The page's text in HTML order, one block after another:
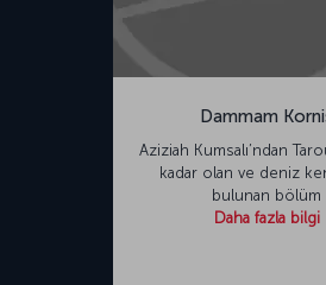
Dammam
Aziziah Kumsalı’ndan
kadar olan ve deniz
bulunan bölüm
Daha fazla bilgi